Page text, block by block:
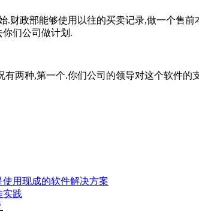
财政部能够使用以往的买卖记录,做一个售
们公司做计划.
两种,第一个.你们公司的领导对这个软件的
用现成的软件解决方案
实践